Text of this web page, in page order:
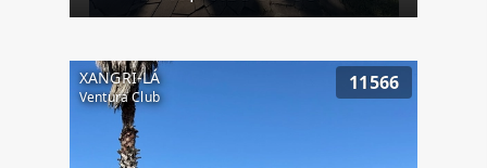
XANGRI-LÁ
Ventura Club
11566